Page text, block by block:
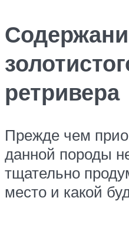
ретривера
Прежде чем
данной породы
тщательно
место и какой